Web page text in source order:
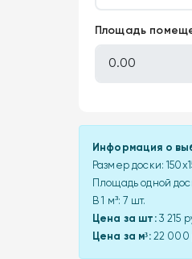
Площадь
Информация о
Размер доски:
Площадь одной
В 1 м³: 7 шт.
Цена за шт:3 215
Цена за м³:22 000